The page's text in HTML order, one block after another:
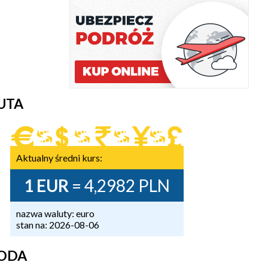
Aktualny średni kurs:
1 EUR = 4,2982 PLN
nazwa waluty: euro
stan na: 2026-08-06